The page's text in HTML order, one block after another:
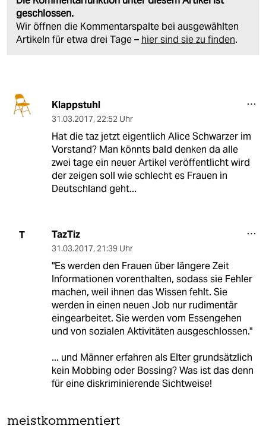
geschlossen.
Wir öffnen die Kommentarspalte bei ausgewählten
Artikeln für etwa drei Tage – hier sind sie zu finden.
Klappstuhl
31.03.2017, 22:52 Uhr
Hat die taz jetzt eigentlich Alice Schwarzer im
Vorstand? Man könnts bald denken da alle
zwei tage ein neuer Artikel veröffentlicht wird
der zeigen soll wie schlecht es Frauen in
Deutschland geht...
T TazTiz
31.03.2017, 21:39 Uhr
"Es werden den Frauen über längere Zeit
Informationen vorenthalten, sodass sie Fehler
machen, weil ihnen das Wissen fehlt. Sie
werden in einen neuen Job nur rudimentär
eingearbeitet. Sie werden vom Essengehen
und von sozialen Aktivitäten ausgeschlossen."
... und Männer erfahren als Elter grundsätzlich
kein Mobbing oder Bossing? Was ist das denn
für eine diskriminierende Sichtweise!
meistkommentiert